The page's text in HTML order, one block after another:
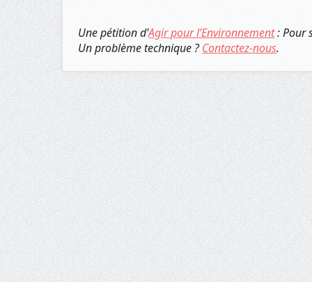
Une pétition d'Agir pour l’Environnement: Pour
Un problème technique ?Contactez-nous.